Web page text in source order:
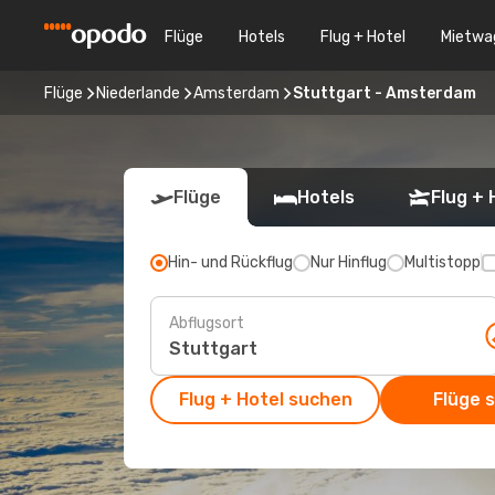
Flüge Hotels Flug + Hotel
Flüge Niederlande Amsterdam Stuttgart - Amsterdam
Flüge Hotels Flug +
Hin- und Rückflug Nur Hinflug Multistopp
Abflugsort
Flug + Hotel suchen Flüge